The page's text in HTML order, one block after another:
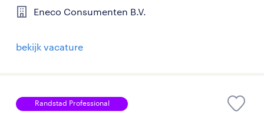
Eneco Consumenten B.V.
bekijk vacature
Randstad Professional